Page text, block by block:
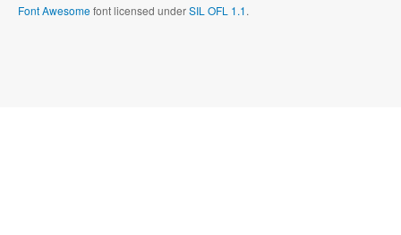
Font Awesomefont licensed underSIL OFL 1.1.